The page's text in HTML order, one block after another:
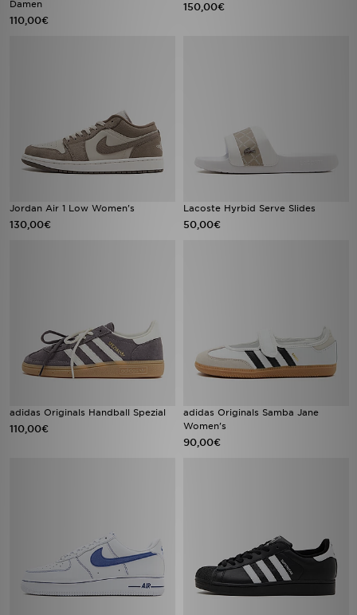
Damen
110,00€
150,00€
Jordan Air 1 Low Women's
130,00€
Lacoste Hyrbid Serve Slides
50,00€
adidas Originals Handball Spezial
110,00€
adidas Originals Samba Jane
Women's
90,00€